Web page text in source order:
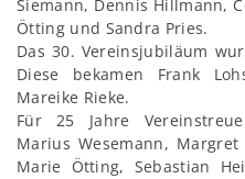
Siemann, Dennis Hillmann,
Ötting und Sandra Pries.
Das 30. Vereinsjubiläum
Diese bekamen Frank
Mareike Rieke.
Für 25 Jahre
Marius Wesemann,
Marie Ötting, Sebastian